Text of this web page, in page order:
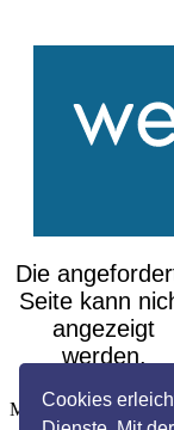
Cookies
Mehr auf